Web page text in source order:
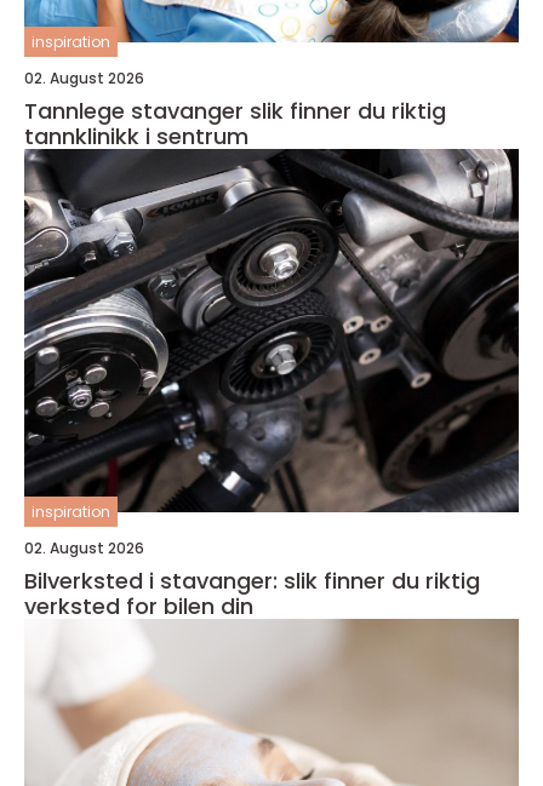
inspiration
02. August 2026
Tannlege stavanger slik finner du riktig
tannklinikk i sentrum
inspiration
02. August 2026
Bilverksted i stavanger: slik finner du riktig
verksted for bilen din